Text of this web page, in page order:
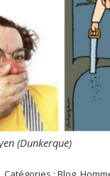
(Dunkerque)